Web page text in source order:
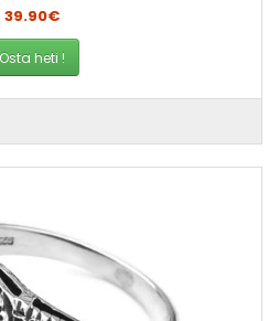
39.90€
Osta heti !